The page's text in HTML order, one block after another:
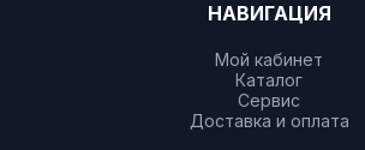
НАВИГАЦИЯ
Мой кабинет
Каталог
Сервис
Доставка и оплата